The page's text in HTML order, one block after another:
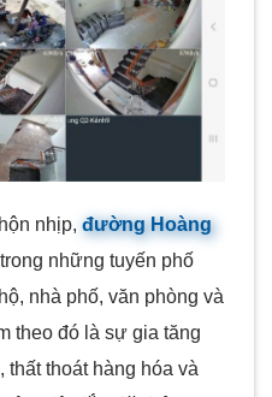
nhịp, đường Hoàng
những tuyến phố
nhà phố, văn phòng và
theo đó là sự gia tăng
thất thoát hàng hóa và